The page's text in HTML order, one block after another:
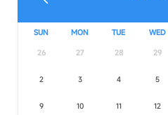
SUN MON TUE WED
26 27 28 29
2 3 4 5
9 10 11 12